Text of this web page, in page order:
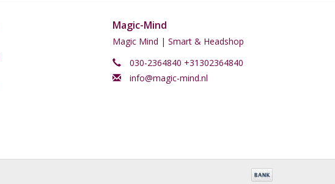
Magic-Mind
Magic Mind | Smart & Headshop
030-2364840 +31302364840
info@magic-mind.nl